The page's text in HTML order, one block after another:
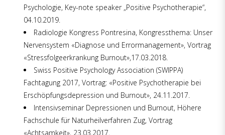
Psychologie, Key-note speaker „Positive Psychotherapie“,
04.10.2019.
Radiologie Kongress Pontresina, Kongressthema: Unser
Nervensystem «Diagnose und Errormanagement», Vortrag
«Stressfolgeerkrankung Burnout»,17.03.2018.
Swiss Positive Psychology Association (SWIPPA)
Fachtagung 2017, Vortrag: «Positive Psychotherapie bei
Erschöpfungsdepression und Burnout», 24.11.2017.
Intensivseminar Depressionen und Burnout, Höhere
Fachschule für Naturheilverfahren Zug, Vortrag
«Achtsamkeit», 23.03.2017.